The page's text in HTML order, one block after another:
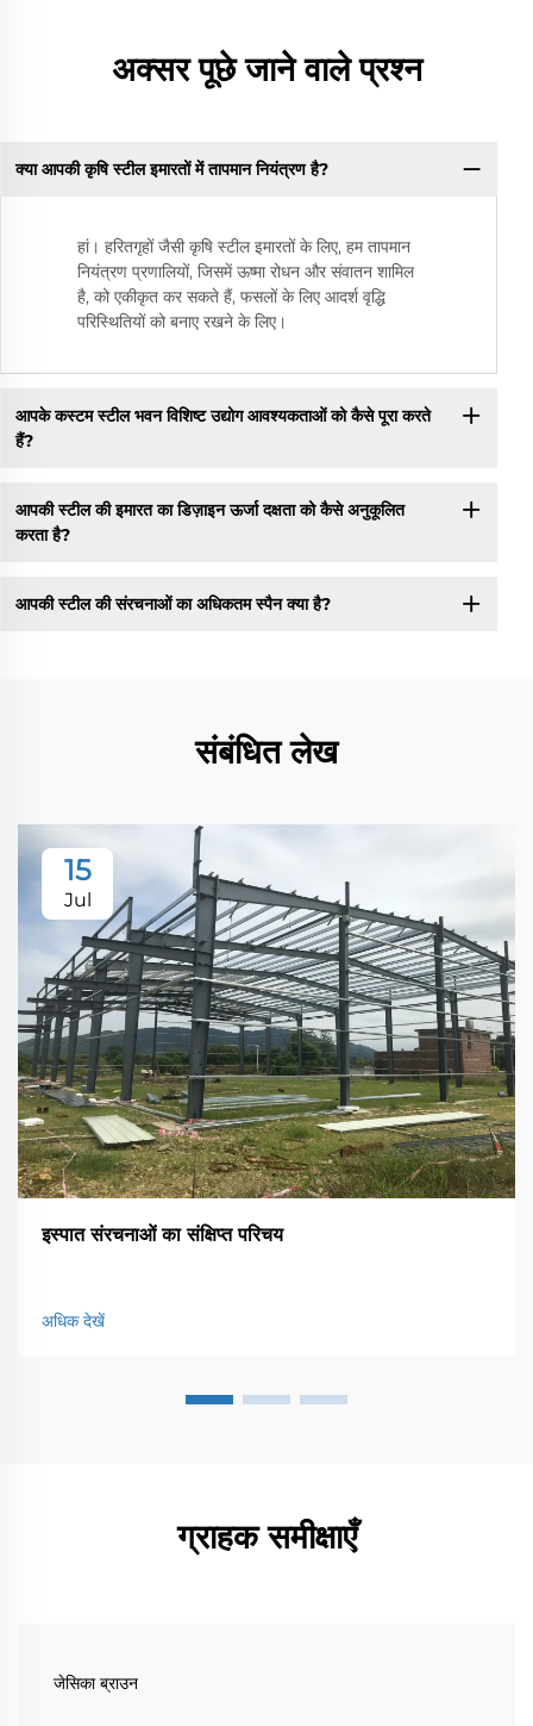
अक्सर पूछे जाने वाले प्रश्न
क्या आपकी कृषि स्टील इमारतों में तापमान नियंत्रण है?
हां। हरितगृहों जैसी कृषि स्टील इमारतों के लिए, हम तापमान
नियंत्रण प्रणालियों, जिसमें ऊष्मा रोधन और संवातन शामिल
है, को एकीकृत कर सकते हैं, फसलों के लिए आदर्श वृद्धि
परिस्थितियों को बनाए रखने के लिए।
आपके कस्टम स्टील भवन विशिष्ट उद्योग आवश्यकताओं को कैसे पूरा करते
हैं?
आपकी स्टील की इमारत का डिज़ाइन ऊर्जा दक्षता को कैसे अनुकूलित
करता है?
आपकी स्टील की संरचनाओं का अधिकतम स्पैन क्या है?
संबंधित लेख
15
Jul
इस्पात संरचनाओं का संक्षिप्त परिचय
अधिक देखें
ग्राहक समीक्षाएँ
जेसिका ब्राउन